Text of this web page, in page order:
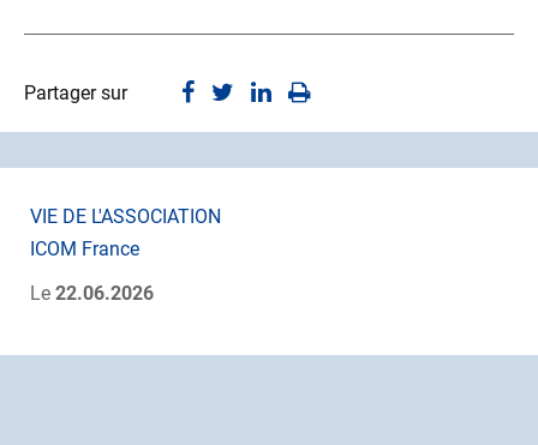
Partager sur
VIE DE L'ASSOCIATION
ICOM France
Le 22.06.2026